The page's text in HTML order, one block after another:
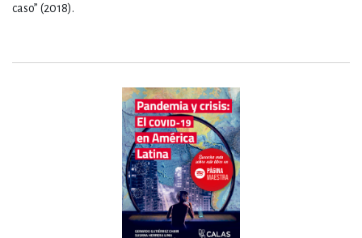
caso” (2018).